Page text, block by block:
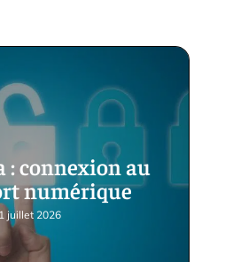
: connexion au
numérique
juillet 2026